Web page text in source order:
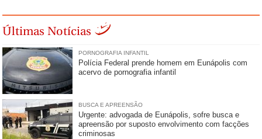
Últimas Notícias
PORNOGRAFIA INFANTIL
Polícia Federal prende homem em Eunápolis com
acervo de pornografia infantil
BUSCA E APREENSÃO
Urgente: advogada de Eunápolis, sofre busca e
apreensão por suposto envolvimento com facções
criminosas